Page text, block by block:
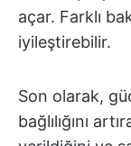
açar. Farklı
iyileştirebilir.
Son olarak,
bağlılığını